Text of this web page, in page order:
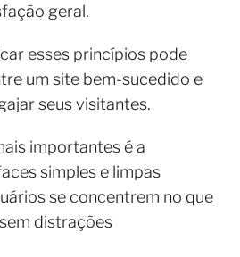
geral.
esses princípios pode
um site bem-sucedido e
seus visitantes.
importantes é a
simples e limpas
se concentrem no que
distrações